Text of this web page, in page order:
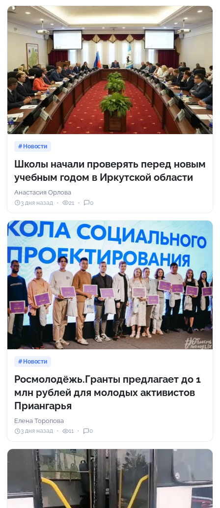
Новости
Школы начали проверять перед новым
учебным годом в Иркутской области
Анастасия Орлова
3 дня назад 21 0
Новости
Росмолодёжь.Гранты предлагает до 1
млн рублей для молодых активистов
Приангарья
Елена Торопова
3 дня назад 11 0